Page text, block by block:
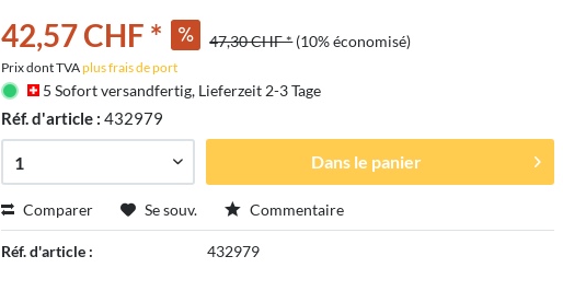
42,57 CHF * 47,30 CHF * (10% économisé)
Prix dont TVAplus frais de port
5 Sofort versandfertig, Lieferzeit 2-3 Tage
Réf. d'article :432979
Dans le panier
Comparer Se souv. Commentaire
Réf. d'article : 432979